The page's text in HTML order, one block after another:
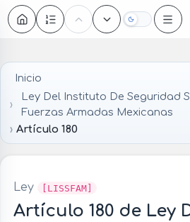
Oscuro
Inicio
Ley Del Instituto De Seguridad
Fuerzas Armadas Mexicanas
Artículo 180
Ley [LISSFAM]
Artículo 180 de Ley